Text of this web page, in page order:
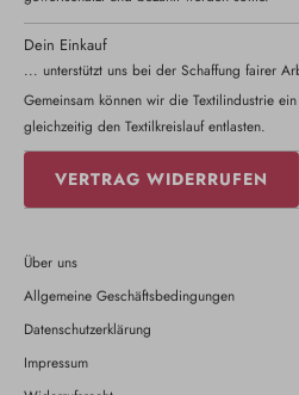
Dein Einkauf
... unterstützt uns bei der Schaffung fairer
Gemeinsam können wir die Textilindustrie
gleichzeitig den Textilkreislauf entlasten.
VERTRAG WIDERRUFEN
Über uns
Allgemeine Geschäftsbedingungen
Datenschutzerklärung
Impressum